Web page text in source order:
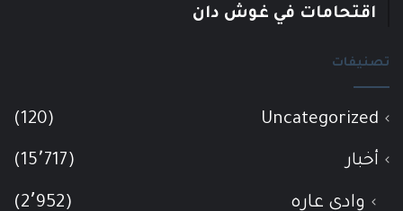
اقتحامات في غوش دان
تصنيفات
Uncategorized
(120)
أخبار (15٬717)
وادي عاره (2٬952)